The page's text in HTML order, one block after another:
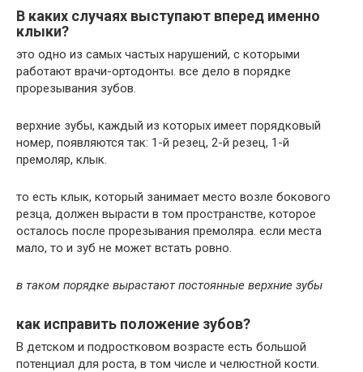
В каких случаях выступают вперед именно
клыки?
это одно из самых частых нарушений, с которыми
работают врачи-ортодонты. все дело в порядке
прорезывания зубов.
верхние зубы, каждый из которых имеет порядковый
номер, появляются так: 1-й резец, 2-й резец, 1-й
премоляр, клык.
то есть клык, который занимает место возле бокового
резца, должен вырасти в том пространстве, которое
осталось после прорезывания премоляра. если места
мало, то и зуб не может встать ровно.
в таком порядке вырастают постоянные верхние зубы
как исправить положение зубов?
В детском и подростковом возрасте есть большой
потенциал для роста, в том числе и челюстной кости.